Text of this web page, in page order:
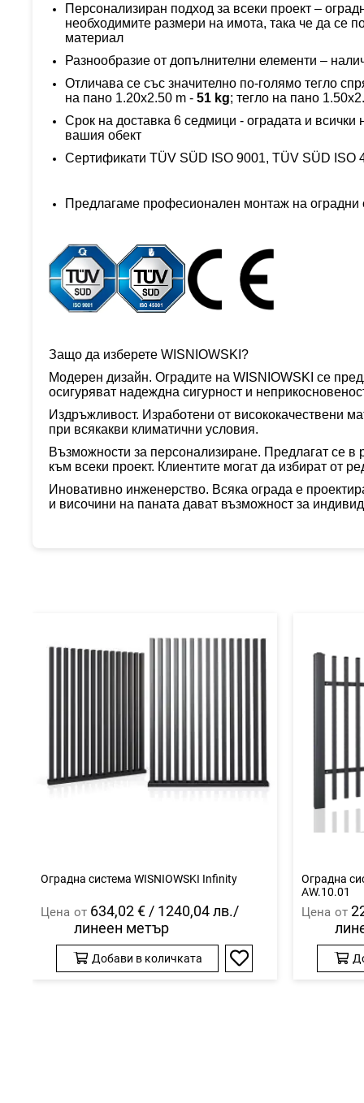
Персонализиран подход за всеки проект –
необходимите размери на имота, така че да се
материал
Разнообразие от допълнителни елементи –
Отличава се със значително по-голямо тегло
на пано 1.20x2.50 m - 51 kg; тегло на пано 1.50
Срок на доставка 6 седмици - оградата и
вашия обект
Сертификати TÜV SÜD ISO 9001, TÜV SÜD ISO
Предлагаме професионален монтаж на оградни
Защо да изберете WISNIOWSKI?
Модерен дизайн. Оградите на WISNIOWSKI се
осигуряват надеждна сигурност и
Издръжливост. Изработени от висококачествени
при всякакви климатични условия.
Възможности за персонализиране. Предлагат се в
към всеки проект. Клиентите могат да избират от
Иновативно инженерство. Всяка ограда е
и височини на паната дават възможност за
Оградна система WISNIOWSKI Infinity
Цена от 634,02 € / 1240,04 лв./
линеен метър
Добави в количката
Добави
Оградна
AW.10.01
Цена от